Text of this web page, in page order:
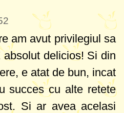
am avut privilegiul sa
delicios! Si din
e atat de bun, incat
succes cu alte retete
Si ar avea acelasi